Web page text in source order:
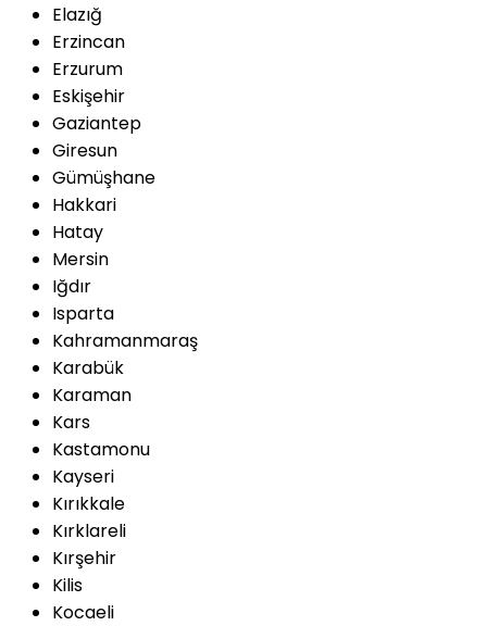
Elazığ
Erzincan
Erzurum
Eskişehir
Gaziantep
Giresun
Gümüşhane
Hakkari
Hatay
Mersin
Iğdır
Isparta
Kahramanmaraş
Karabük
Karaman
Kars
Kastamonu
Kayseri
Kırıkkale
Kırklareli
Kırşehir
Kilis
Kocaeli